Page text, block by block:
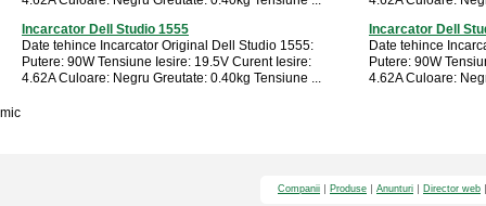
Incarcator Dell Studio 1555
Date tehince Incarcator Original Dell Studio 1555:
Putere: 90W Tensiune Iesire: 19.5V Curent Iesire:
4.62A Culoare: Negru Greutate: 0.40kg Tensiune ...
Incarcator Dell
Date tehince
Putere: 90W
4.62A Culoare:
mic
Companii Produse Anunturi Director web